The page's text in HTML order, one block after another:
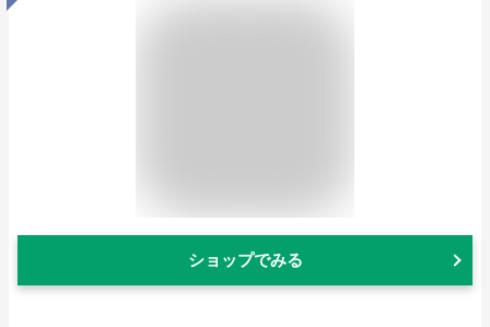
ショップでみる